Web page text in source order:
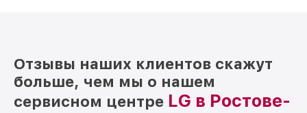
Отзывы наших клиентов скажут
больше, чем мы о нашем
сервисном центре LG в Ростове-